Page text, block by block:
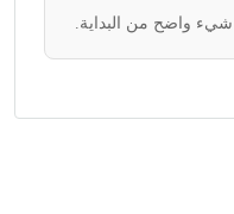
واضح من البداية.